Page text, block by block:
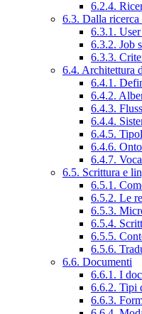
6.2.4.
6.3. Dalla
6.3.1.
6.3.2. Job
6.3.3.
6.4. Architettura
6.4.1.
6.4.2.
6.4.3.
6.4.4.
6.4.5.
6.4.6.
6.4.7.
6.5. Scrittura e
6.5.1.
6.5.2. Le
6.5.3.
6.5.4.
6.5.5.
6.5.6.
6.6. Documenti
6.6.1. I
6.6.2. Tipi
6.6.3.